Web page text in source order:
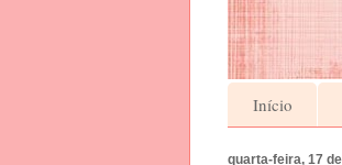
Início
quarta-feira, 17